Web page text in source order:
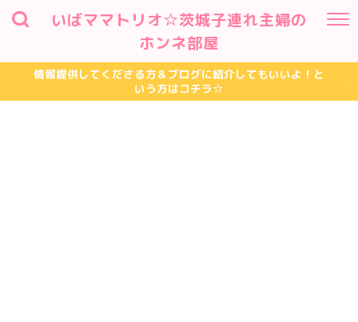
いばママトリオ☆茨城子連れ主婦の
ホンネ部屋
情報提供してくださる方＆ブログに紹介してもいいよ！と
いう方はコチラ☆